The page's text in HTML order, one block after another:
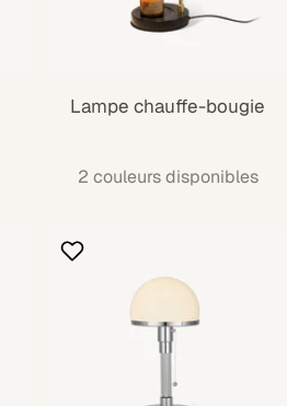
Lampe chauffe-bougie
2 couleurs disponibles